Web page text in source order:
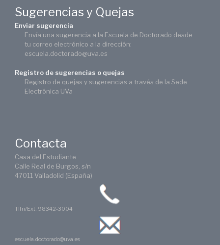
Sugerencias y Quejas
Enviar sugerencia
Envía una sugerencia a la Escuela de Doctorado desde
tu correo electrónico a la dirección:
escuela.doctorado@uva.es
Registro de sugerencias o quejas
Registro de quejas y sugerencias a través de la Sede
Electrónica UVa
Contacta
Casa del Estudiante
Calle Real de Burgos, s/n
47011 Valladolid (España)
Tlfn/Ext: 98342-3004
escuela.doctorado@uva.es